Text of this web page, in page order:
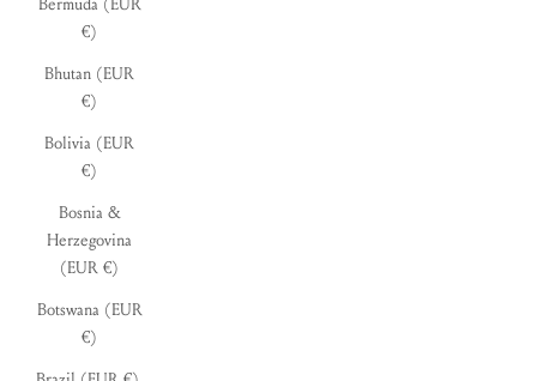
Bermuda (EUR
€)
Bhutan (EUR
€)
Bolivia (EUR
€)
Bosnia &
Herzegovina
(EUR €)
Botswana (EUR
€)